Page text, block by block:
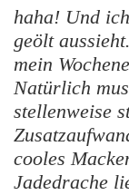
haha! Und
geölt
mein
Natürlich
stellenweise
cooles
Jadedrache